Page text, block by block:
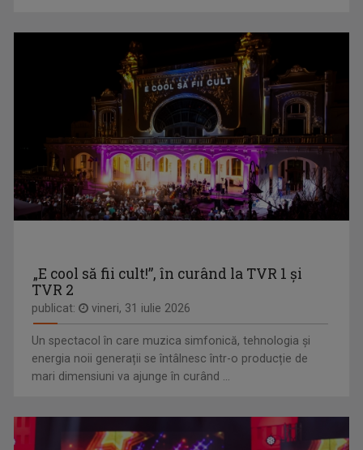
GENERAȚIA FIT
„Generația Fit” promovează mișcarea ca stil de ...
TONOMATUL DP2
Stela și-a împlinit visul din copilărie: să ...
ȘTEFAN STOICA
Ștefan Stoica este pasionat de pescuit, natură ...
„E cool să fii cult!”, în curând la TVR 1 și
TVR 2
publicat: vineri, 31 iulie 2026
Un spectacol în care muzica simfonică, tehnologia și
energia noii generații se întâlnesc într-o producție de
mari dimensiuni va ajunge în curând ...